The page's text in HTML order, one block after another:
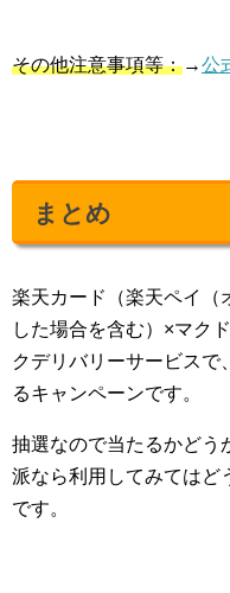
その他注意事項等：→公
まとめ
楽天カード（楽天ペイ（
した場合を含む）×マク
クデリバリーサービスで
るキャンペーンです。
抽選なので当たるかどう
派なら利用してみてはど
です。